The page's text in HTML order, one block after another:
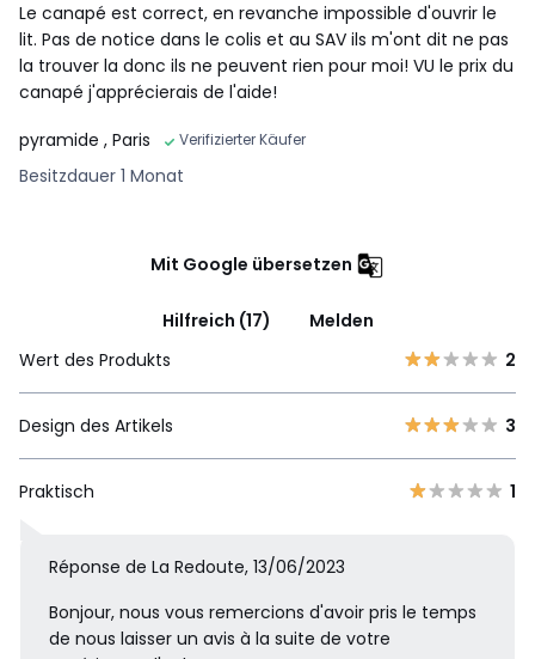
Le canapé est correct, en revanche impossible d'ouvrir le
lit. Pas de notice dans le colis et au SAV ils m'ont dit ne pas
la trouver la donc ils ne peuvent rien pour moi! VU le prix du
canapé j'apprécierais de l'aide!
pyramide , Paris Verifizierter Käufer
Besitzdauer 1 Monat
Mit Google übersetzen
Hilfreich (17)
Melden
Wert des Produkts
2
Design des Artikels 3
Praktisch 1
Réponse de La Redoute, 13/06/2023
Bonjour, nous vous remercions d'avoir pris le temps
de nous laisser un avis à la suite de votre